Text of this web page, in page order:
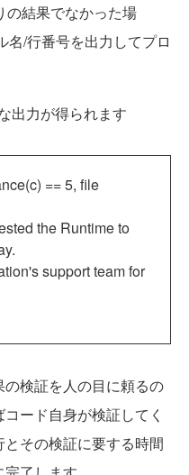
の結果でなかった場
名/行番号を出力してプロ
出力が得られます
== 5, file
the Runtime to
support team for
検証を人の目に頼るの
ード自身が検証してく
その検証に要する時間